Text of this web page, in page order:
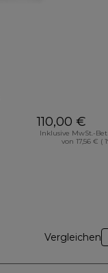
110,00 €
Inklusive MwSt.-
von 17,56 € (
Vergleichen